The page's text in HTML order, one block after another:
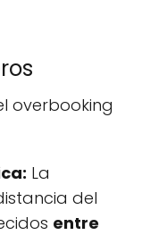
overbooking
La
del
entre